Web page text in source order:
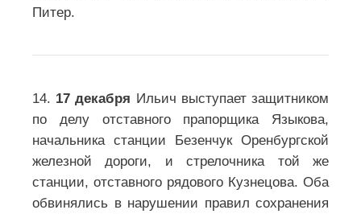
Питер.
14. 17 декабря Ильич выступает защитником
по делу отставного прапорщика Языкова,
начальника станции Безенчук Оренбургской
железной дороги, и стрелочника той же
станции, отставного рядового Кузнецова. Оба
обвинялись в нарушении правил сохранения